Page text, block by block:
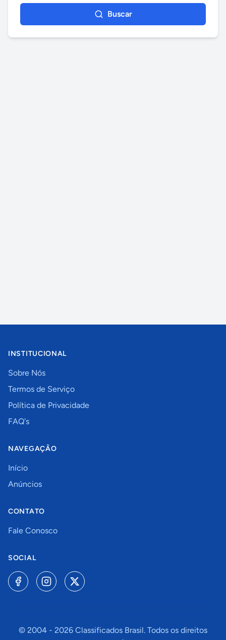
Buscar
INSTITUCIONAL
Sobre Nós
Termos de Serviço
Política de Privacidade
FAQ's
NAVEGAÇÃO
Início
Anúncios
CONTATO
Fale Conosco
SOCIAL
© 2004 - 2026 Classificados Brasil. Todos os direitos